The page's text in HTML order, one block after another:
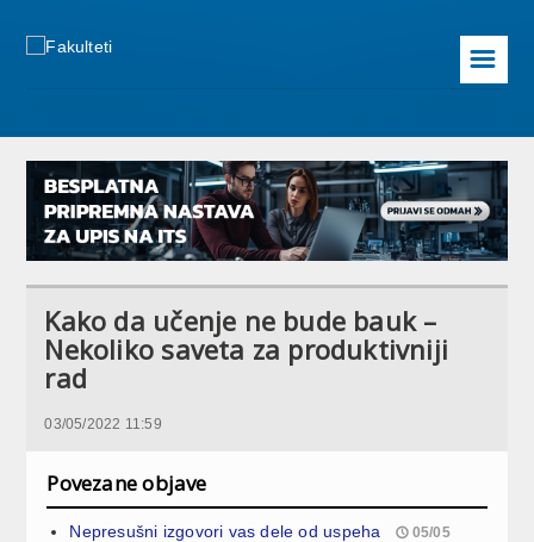
☰
Kako da učenje ne bude bauk –
Nekoliko saveta za produktivniji
rad
03/05/2022 11:59
Povezane objave
Nepresušni izgovori vas dele od uspeha 05/05